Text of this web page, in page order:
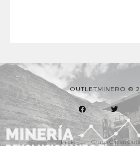
OUTLETMINERO ©
Inicio Grupo Oficial